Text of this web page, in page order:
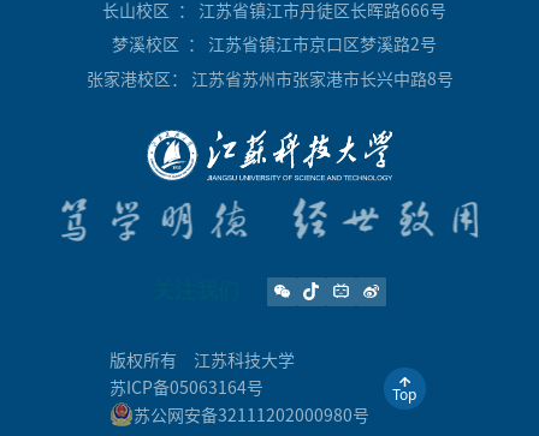
长山校区 ： 江苏省镇江市丹徒区长晖路666号
梦溪校区 ： 江苏省镇江市京口区梦溪路2号
张家港校区 ： 江苏省苏州市张家港市长兴中路8号
版权所有
江苏科技大学
苏ICP备05063164号
苏公网安备32111202000980号
Top